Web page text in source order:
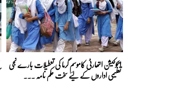
ایجوکیشن اتھارٹی کاموسمِ گرما کی تعطیلات بارے نجی
تعلیمی اداروں کے لیے سخت حکم نامہ ...